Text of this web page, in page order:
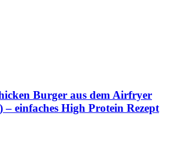
Burger aus dem Airfryer
einfaches High Protein Rezept